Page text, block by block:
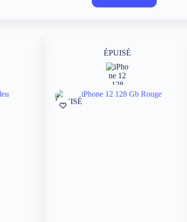
ÉPUISÉ
ÉPUISÉ